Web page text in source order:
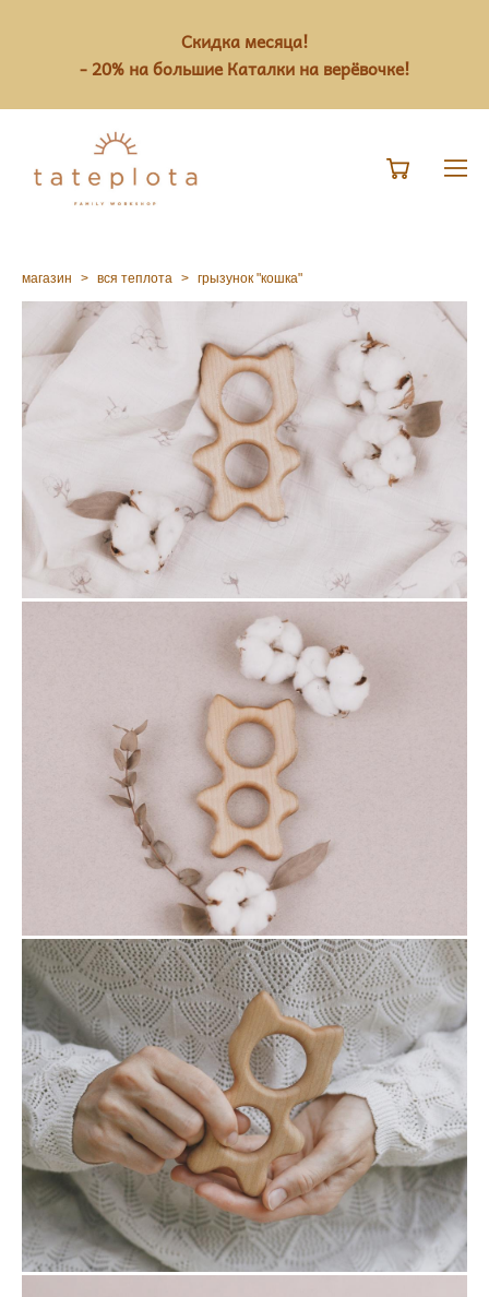
Скидка месяца!
- 20% на большие Каталки на верёвочке!
магазин > вся теплота > грызунок "кошка"